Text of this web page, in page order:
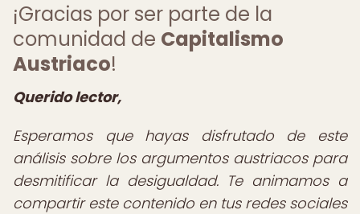
¡Gracias por ser parte de la
comunidad de Capitalismo
Austriaco!
Querido lector,
Esperamos que hayas disfrutado de este
análisis sobre los argumentos austriacos para
desmitificar la desigualdad. Te animamos a
compartir este contenido en tus redes sociales